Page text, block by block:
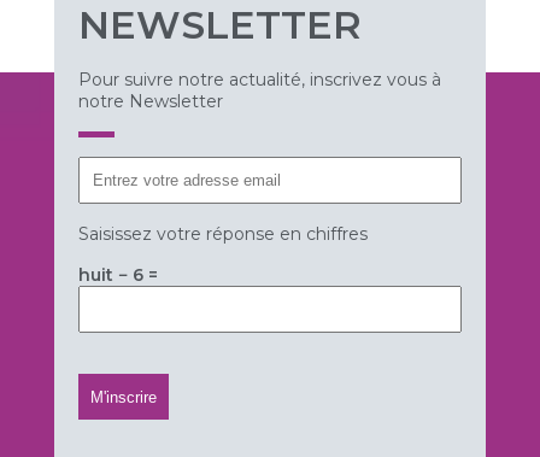
NEWSLETTER
Pour suivre notre actualité, inscrivez vous à
notre Newsletter
Saisissez votre réponse en chiffres
huit − 6 =